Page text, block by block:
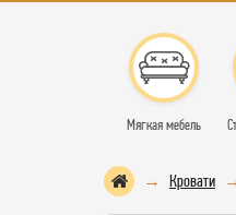
Мягкая мебель
Кровати